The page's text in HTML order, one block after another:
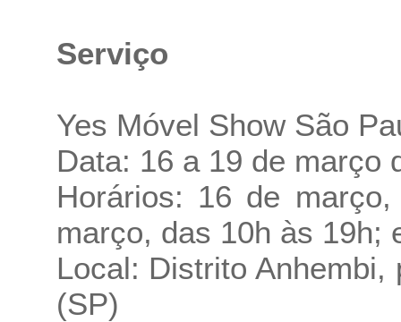
Serviço
Yes Móvel Show São
Data: 16 a 19 de março
Horários: 16 de
março, das 10h às 19h;
Local: Distrito
(SP)